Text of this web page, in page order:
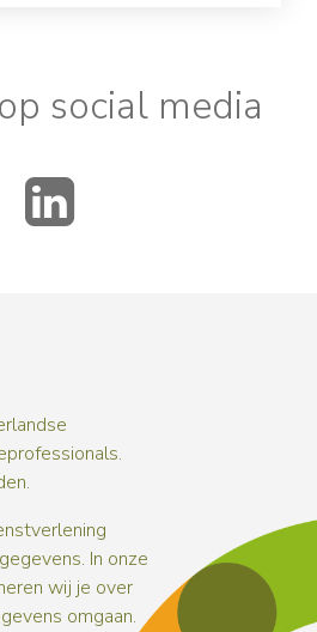
social media
In onze
wij je over
omgaan.